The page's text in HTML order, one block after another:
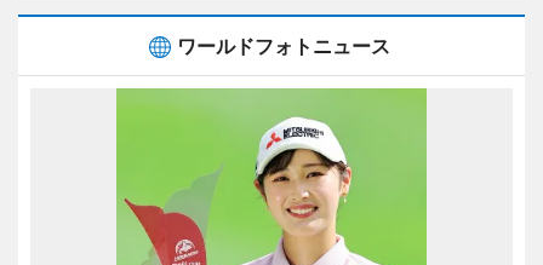
ワールドフォトニュース